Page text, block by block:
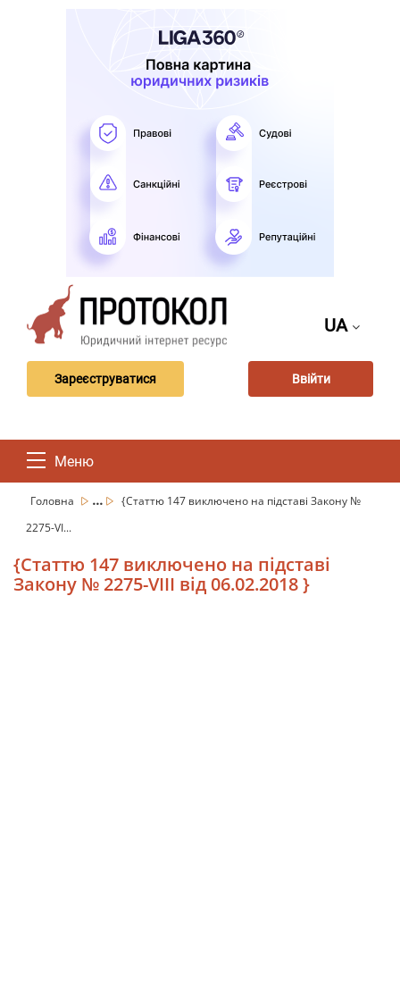
UA
Зареєструватися Ввійти
Меню
Головна ...
{Статтю 147 виключено на підставі Закону №
2275-VI...
{Статтю 147 виключено на підставі
Закону № 2275-VIII від 06.02.2018 }